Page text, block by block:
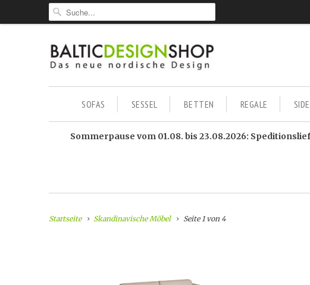
SOFAS SESSEL BETTEN REGALE
Sommerpause vom 01.08. bis 23.08.2026:
Startseite Skandinavische Möbel Seite 1 von 4